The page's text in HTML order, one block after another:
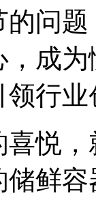
问
成
行
喜悦
鲜